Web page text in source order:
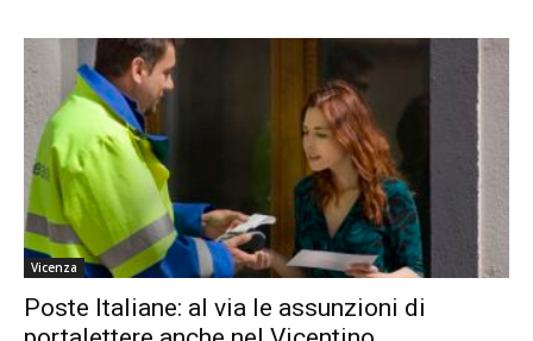
Vicenza
Poste Italiane: al via le assunzioni di